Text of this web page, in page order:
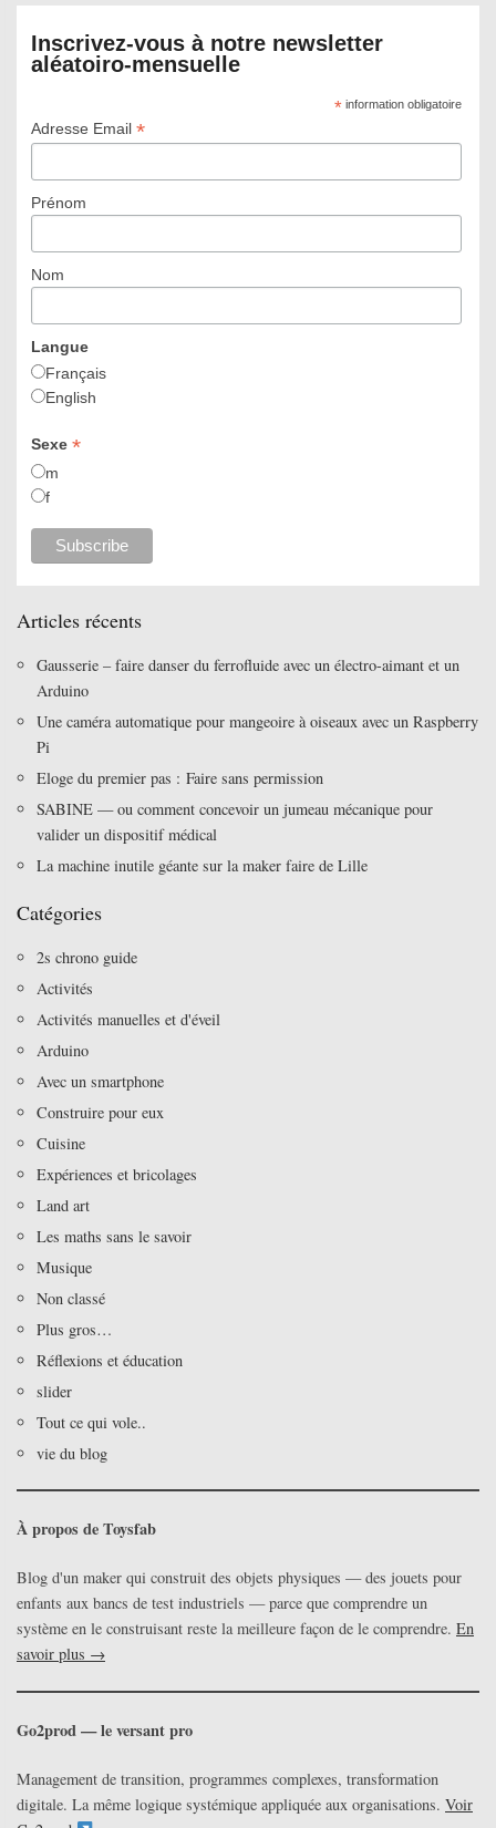
Inscrivez-vous à notre newsletter
aléatoiro-mensuelle
*information obligatoire
Adresse Email *
Prénom
Nom
Langue
Français
English
Sexe *
m
f
Articles récents
Gausserie – faire danser du ferrofluide avec un électro-aimant et un
Arduino
Une caméra automatique pour mangeoire à oiseaux avec un Raspberry
Pi
Eloge du premier pas : Faire sans permission
SABINE — ou comment concevoir un jumeau mécanique pour
valider un dispositif médical
La machine inutile géante sur la maker faire de Lille
Catégories
2s chrono guide
Activités
Activités manuelles et d'éveil
Arduino
Avec un smartphone
Construire pour eux
Cuisine
Expériences et bricolages
Land art
Les maths sans le savoir
Musique
Non classé
Plus gros…
Réflexions et éducation
slider
Tout ce qui vole..
vie du blog
À propos de Toysfab
Blog d'un maker qui construit des objets physiques — des jouets pour
enfants aux bancs de test industriels — parce que comprendre un
système en le construisant reste la meilleure façon de le comprendre. En
savoir plus →
Go2prod — le versant pro
Management de transition, programmes complexes, transformation
digitale. La même logique systémique appliquée aux organisations. Voir